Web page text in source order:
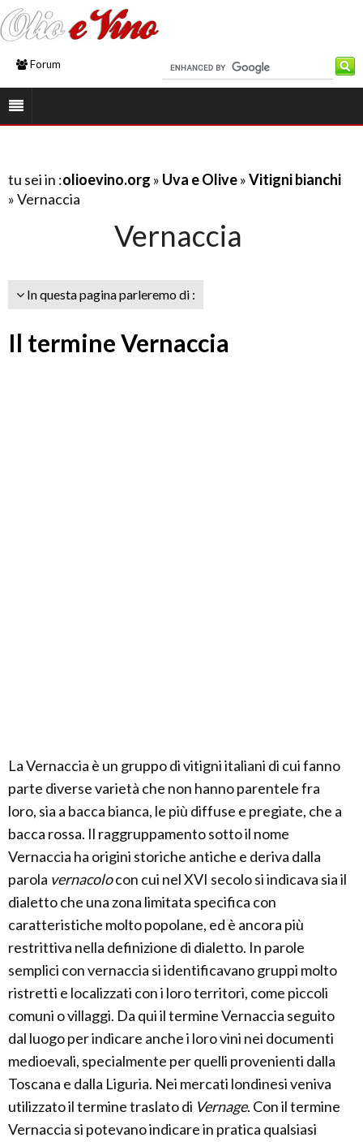
Forum
tu sei in :olioevino.org » Uva e Olive»Vitigni bianchi
» Vernaccia
Vernaccia
In questa pagina parleremo di :
Il termine Vernaccia
La Vernaccia è un gruppo di vitigni italiani di cui fanno
parte diverse varietà che non hanno parentele fra
loro, sia a bacca bianca, le più diffuse e pregiate, che a
bacca rossa. Il raggruppamento sotto il nome
Vernaccia ha origini storiche antiche e deriva dalla
parola vernacolocon cui nel XVI secolo si indicava sia il
dialetto che una zona limitata specifica con
caratteristiche molto popolane, ed è ancora più
restrittiva nella definizione di dialetto. In parole
semplici con vernaccia si identificavano gruppi molto
ristretti e localizzati con i loro territori, come piccoli
comuni o villaggi. Da qui il termine Vernaccia seguito
dal luogo per indicare anche i loro vini nei documenti
medioevali, specialmente per quelli provenienti dalla
Toscana e dalla Liguria. Nei mercati londinesi veniva
utilizzato il termine traslato di Vernage. Con il termine
Vernaccia si potevano indicare in pratica qualsiasi